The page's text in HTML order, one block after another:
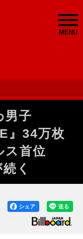
MENU
男子
』34万枚
ス首位
く
送る
シェア